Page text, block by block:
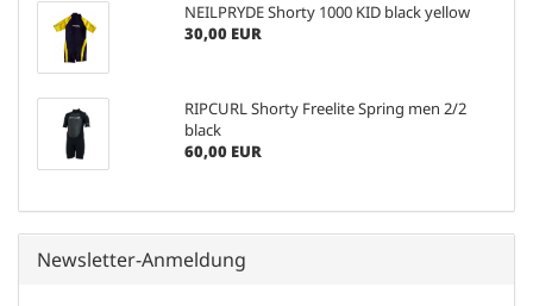
NEILPRYDE Shorty 1000 KID black yellow
30,00 EUR
RIPCURL Shorty Freelite Spring men 2/2
black
60,00 EUR
Newsletter-Anmeldung